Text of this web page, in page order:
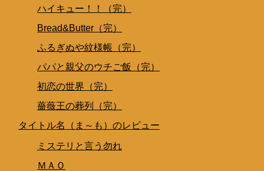
ハイキュー！！（完）
Bread&Butter（完）
ふるぎぬや紋様帳（完）
パパと親父のウチご飯（完）
初恋の世界（完）
薔薇王の葬列（完）
タイトル名（ま～も）のレビュー
ミステリと言う勿れ
ＭＡＯ